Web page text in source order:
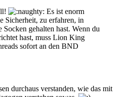
Es ist enorm
Sicherheit, zu erfahren, in
gehalten hast. Wenn du
hast, muss Lion King
sofort an den BND
durchaus verstanden, wie das mit